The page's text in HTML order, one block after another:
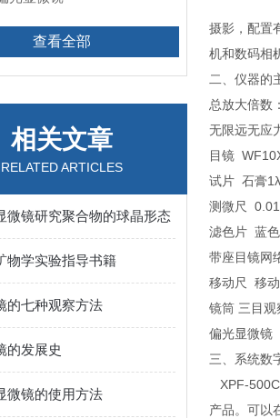
查看全部
相关文章
RELATED ARTICLES
微镜研究聚合物的球晶形态
物学实验指导书籍
的七种观察方法
的发展史
微镜的使用方法
摄影，配置
机和数码相
二、仪器的
总放大倍数
无限远无应
目镜
试片 石膏
测微尺
滤色片 蓝色
带座目镜
移动尺 移
镜筒 三目观
偏光显微镜
三、系统数
XPF-500C
产品。可以